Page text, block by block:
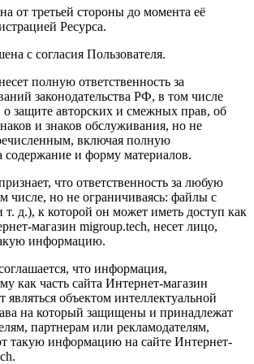
от третьей стороны до момента её
Ресурса.
с согласия Пользователя.
полную ответственность за
законодательства РФ, в том числе
о защите авторских и смежных прав, об
и знаков обслуживания, но не
включая полную
содержание и форму материалов.
что ответственность за любую
числе, но не ограничиваясь: файлы с
д.), к которой он может иметь доступ как
магазин migroup.tech, несет лицо,
информацию.
что информация,
как часть сайта Интернет-магазин
являться объектом интеллектуальной
на который защищены и принадлежат
партнерам или рекламодателям,
такую информацию на сайте Интернет-